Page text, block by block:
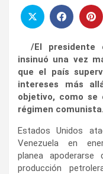
/El presidente
insinuó una vez
que el país
intereses más
objetivo, como se
régimen comunista.
Estados Unidos
Venezuela en
planea apoderarse
producción